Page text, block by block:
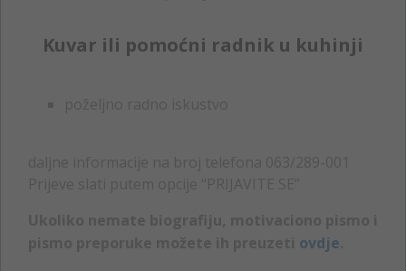
Kuvar ili pomoćni radnik u kuhinji
ovdje